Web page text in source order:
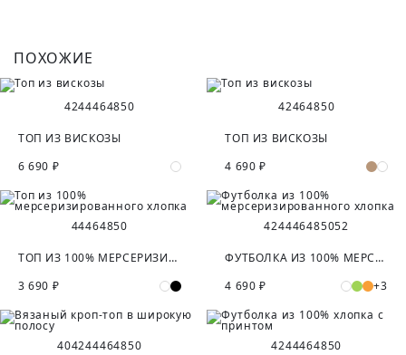
ПОХОЖИЕ
4244464850
ТОП ИЗ ВИСКОЗЫ
6 690 ₽
42464850
ТОП ИЗ ВИСКОЗЫ
4 690 ₽
44464850
ТОП ИЗ 100% МЕРСЕРИЗИРОВАННОГО ХЛОПКА
3 690 ₽
424446485052
ФУТБОЛКА ИЗ 100% МЕРСЕРИЗИРОВАННОГО ХЛОПКА
4 690 ₽
+3
404244464850 4244464850